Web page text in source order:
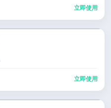
立即使用
立即使用